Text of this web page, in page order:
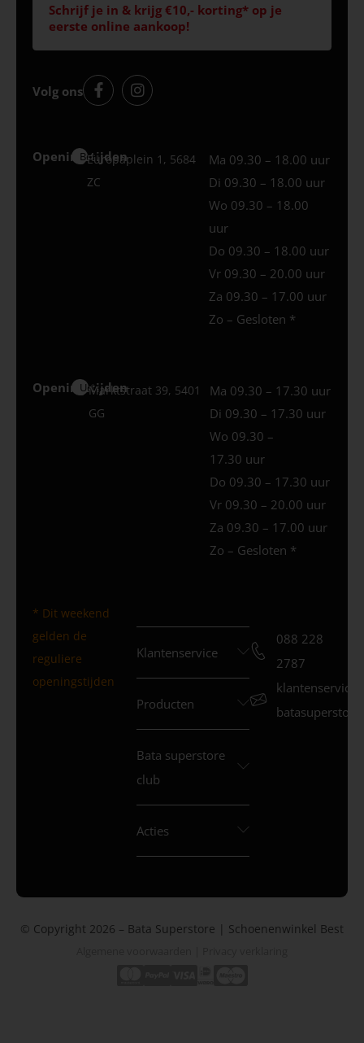
Schrijf je in & krijg €10,- korting* op je
eerste online aankoop!
Volg ons
Openingstijden
Best
Europaplein 1, 5684
ZC
Ma 09.30 – 18.00 uur
Di 09.30 – 18.00 uur
Wo 09.30 – 18.00
uur
Do 09.30 – 18.00 uur
Vr 09.30 – 20.00 uur
Za 09.30 – 17.00 uur
Zo – Gesloten *
Openingstijden
Uden
Marktstraat 39, 5401
GG
Ma 09.30 – 17.30 uur
Di 09.30 – 17.30 uur
Wo 09.30 –
17.30 uur
Do 09.30 – 17.30 uur
Vr 09.30 – 20.00 uur
Za 09.30 – 17.00 uur
Zo – Gesloten *
* Dit weekend
gelden de
reguliere
openingstijden
Klantenservice
Producten
Bata superstore
club
Acties
088 228
2787
© Copyright 2026 – Bata Superstore | Schoenenwinkel Best